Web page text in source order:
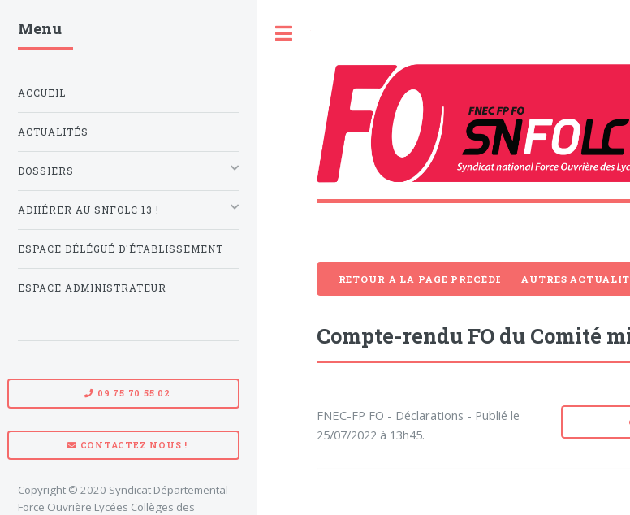
RETOUR À LA PAGE PRÉCÉDENTEAUTRES
Compte-rendu FO du Comité
FNEC-FP FO - Déclarations - Publié le
25/07/2022 à 13h45.
Menu
ACCUEIL
ACTUALITÉS
DOSSIERS
ADHÉRER AU SNFOLC 13 !
ESPACE DÉLÉGUÉ D'ÉTABLISSEMENT
ESPACE ADMINISTRATEUR
09 75 70 55 02
CONTACTEZ NOUS !
Copyright © 2020 Syndicat Départemental
Force Ouvrière Lycées Collèges des